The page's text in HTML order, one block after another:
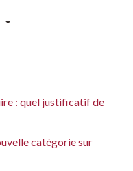
: quel justificatif de
catégorie sur